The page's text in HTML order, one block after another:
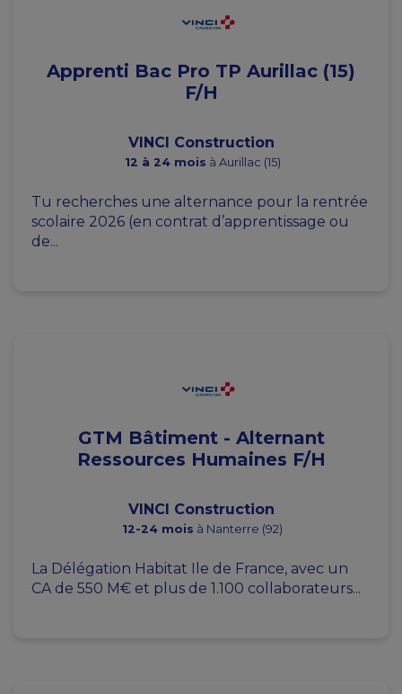
Apprenti Bac Pro TP Aurillac (15)
F/H
VINCI Construction
12 à 24 mois à Aurillac (15)
Tu recherches une alternance pour la rentrée
scolaire 2026 (en contrat d’apprentissage ou
de...
GTM Bâtiment - Alternant
Ressources Humaines F/H
VINCI Construction
12-24 mois à Nanterre (92)
La Délégation Habitat Ile de France, avec un
CA de 550 M€ et plus de 1.100 collaborateurs...